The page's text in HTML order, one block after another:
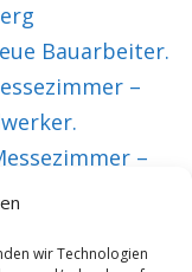
wir Technologien
Bauarbeiter.
–
–